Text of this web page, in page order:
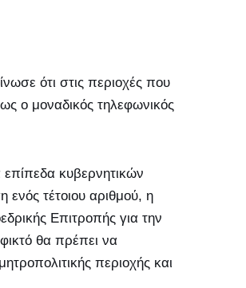
ότι στις περιοχές που
ο μοναδικός τηλεφωνικός
κυβερνητικών
τέτοιου αριθμού, η
Επιτροπής για την
θα πρέπει να
περιοχής και